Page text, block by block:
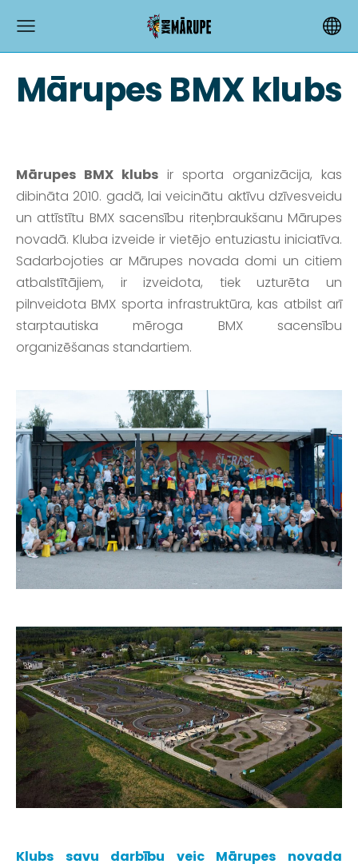
Mārupes BMX klubs
Mārupes BMX klubs ir sporta organizācija, kas
dibināta 2010. gadā, lai veicinātu aktīvu dzīvesveidu
un attīstītu BMX sacensību riteņbraukšanu Mārupes
novadā. Kluba izveide ir vietējo entuziastu iniciatīva.
Sadarbojoties ar Mārupes novada domi un citiem
atbalstītājiem, ir izveidota, tiek uzturēta un
pilnveidota BMX sporta infrastruktūra, kas atbilst arī
starptautiska mēroga BMX sacensību
organizēšanas standartiem.
Klubs savu darbību veic Mārupes novada